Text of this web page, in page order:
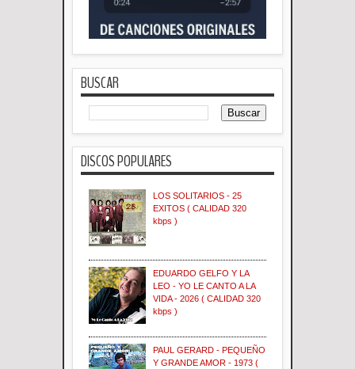
BUSCAR
DISCOS POPULARES
LOS SOLITARIOS - 25
EXITOS ( CALIDAD 320
kbps )
EDUARDO GELFO Y LA
LEO - YO LE CANTO A LA
VIDA - 2026 ( CALIDAD 320
kbps )
PAUL GERARD - PEQUEÑO
Y GRANDE AMOR - 1973 (